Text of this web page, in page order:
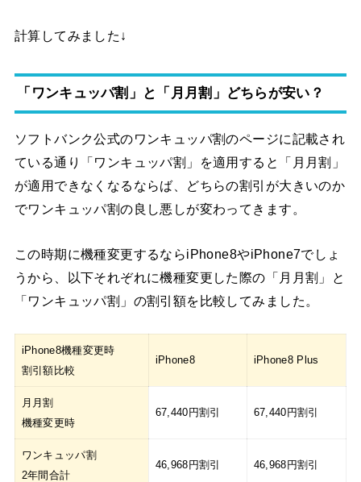
計算してみました↓
「ワンキュッパ割」と「月月割」どちらが安い？
ソフトバンク公式のワンキュッパ割のページに記載され
ている通り「ワンキュッパ割」を適用すると「月月割」
が適用できなくなるならば、どちらの割引が大きいのか
でワンキュッパ割の良し悪しが変わってきます。
この時期に機種変更するならiPhone8やiPhone7でしょ
うから、以下それぞれに機種変更した際の「月月割」と
「ワンキュッパ割」の割引額を比較してみました。
iPhone8機種変更時
割引額比較
iPhone8 iPhone8 Plus
月月割
機種変更時
67,440円割引 67,440円割引
ワンキュッパ割
2年間合計
46,968円割引 46,968円割引